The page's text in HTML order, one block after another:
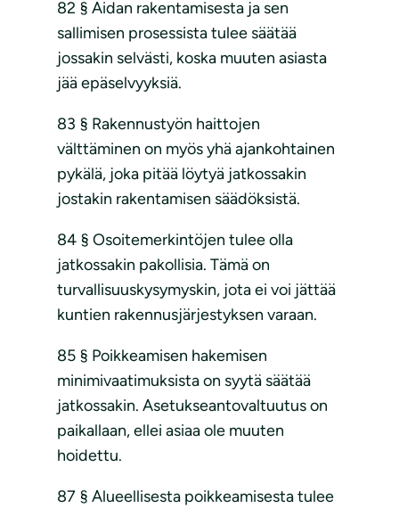
82 § Aidan rakentamisesta ja sen
sallimisen prosessista tulee säätää
jossakin selvästi, koska muuten asiasta
jää epäselvyyksiä.
83 § Rakennustyön haittojen
välttäminen on myös yhä ajankohtainen
pykälä, joka pitää löytyä jatkossakin
jostakin rakentamisen säädöksistä.
84 § Osoitemerkintöjen tulee olla
jatkossakin pakollisia. Tämä on
turvallisuuskysymyskin, jota ei voi jättää
kuntien rakennusjärjestyksen varaan.
85 § Poikkeamisen hakemisen
minimivaatimuksista on syytä säätää
jatkossakin. Asetukseantovaltuutus on
paikallaan, ellei asiaa ole muuten
hoidettu.
87 § Alueellisesta poikkeamisesta tulee